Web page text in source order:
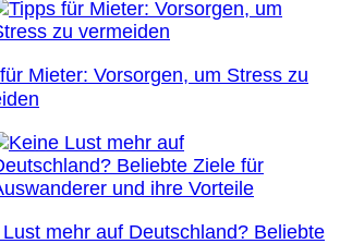
Mieter: Vorsorgen, um Stress zu
mehr auf Deutschland? Beliebte